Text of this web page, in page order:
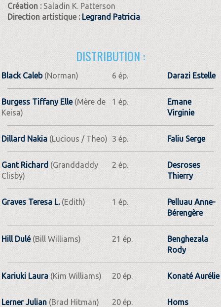
Création : Saladin K. Patterson
Direction artistique : Legrand Patricia
DISTRIBUTION :
Black Caleb(Norman) 6 ép. Darazi Estelle
Burgess Tiffany Elle(Mère de
Keisa)
1 ép.
Emane
Virginie
Dillard Nakia(Lucious / Theo) 3 ép. Faliu Serge
Gant Richard (Granddaddy
Clisby)
2 ép.
Desroses
Thierry
Graves Teresa L.(Edith) 1 ép.
Pelluau Anne-
Bérengère
Hill Dulé(Bill Williams) 21 ép.
Benghezala
Rody
Kariuki Laura (Kim Williams) 20 ép. Konaté Aurélie
Lerner Julian (Brad Hitman) 20 ép.
Homs